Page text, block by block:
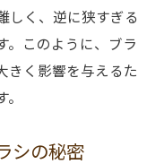
しく、逆に狭すぎる
。このように、ブラ
きく影響を与えるた
シの秘密